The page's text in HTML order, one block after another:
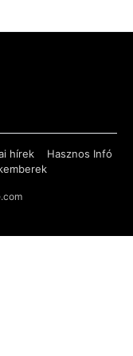
hírek
Hasznos Infó